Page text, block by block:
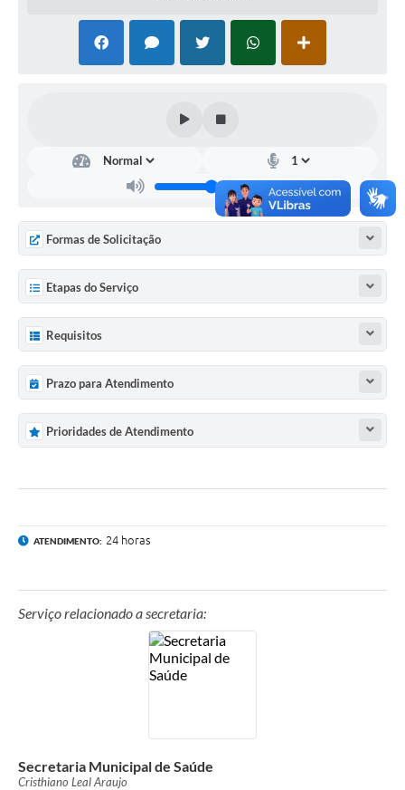
Cadeia Integrada de Valor
Instrumentos de Gestão - SAÚDE
Dados gerais e Obras
LGPD - Governo Digital
Fale conosco
Perguntas e respostas frequentes
Formas de Solicitação
Etapas do Serviço
Requisitos
Prazo para Atendimento
Prioridades de Atendimento
ATENDIMENTO: 24 horas
Serviço relacionado a secretaria:
Secretaria Municipal de Saúde
Cristhiano Leal Araujo